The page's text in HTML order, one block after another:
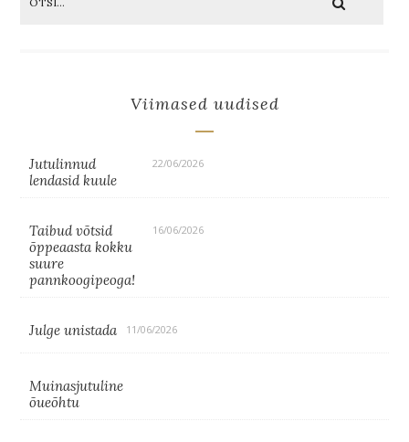
Viimased uudised
Jutulinnud
lendasid kuule
22/06/2026
Taibud võtsid
õppeaasta kokku
suure
pannkoogipeoga!
16/06/2026
Julge unistada 11/06/2026
Muinasjutuline
õueõhtu